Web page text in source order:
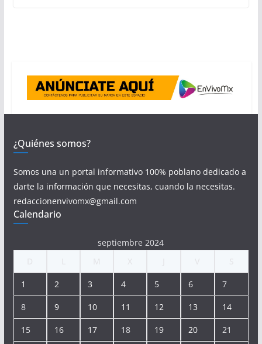
¿Quiénes somos?
Somos una un portal informativo 100% poblano dedicado a
darte la información que necesitas, cuando la necesitas.
redaccionenvivomx@gmail.com
Calendario
septiembre 2024
1 2 3 4 5 6 7
8 9 10 11 12 13 14
15 16 17 18 19 20 21